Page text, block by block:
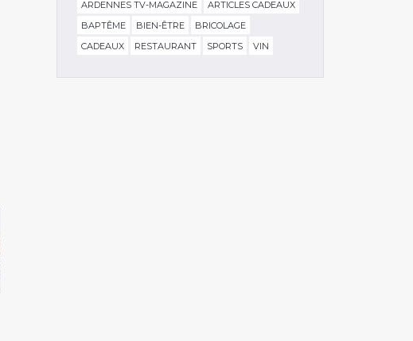
ARDENNES TV-MAGAZINE
ARTICLES CADEAUX
BAPTÊME
BIEN-ÊTRE
BRICOLAGE
CADEAUX
RESTAURANT SPORTS VIN